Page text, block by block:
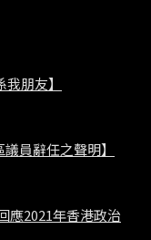
朋友】
員辭任之聲明】
應2021年香港政治